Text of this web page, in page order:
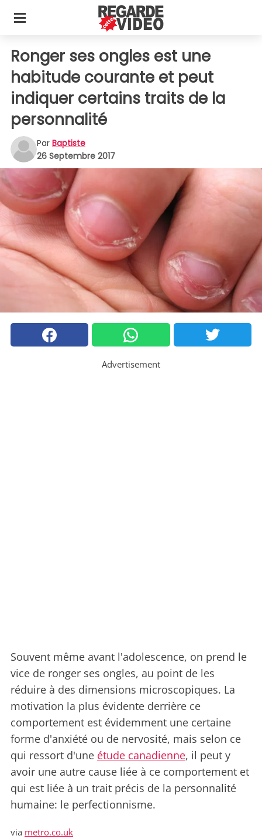
Ronger ses ongles est une
habitude courante et peut
indiquer certains traits de la
personnalité
Par Baptiste
26 Septembre 2017
Advertisement
Souvent même avant l'adolescence, on prend le
vice de ronger ses ongles, au point de les
réduire à des dimensions microscopiques. La
motivation la plus évidente derrière ce
comportement est évidemment une certaine
forme d'anxiété ou de nervosité, mais selon ce
qui ressort d'une étude canadienne, il peut y
avoir une autre cause liée à ce comportement et
qui est liée à un trait précis de la personnalité
humaine: le perfectionnisme.
via metro.co.uk